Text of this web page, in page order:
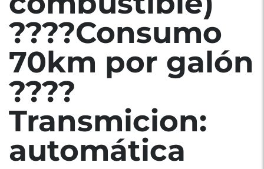
????Consumo
70km por galón
????
Transmicion:
automática